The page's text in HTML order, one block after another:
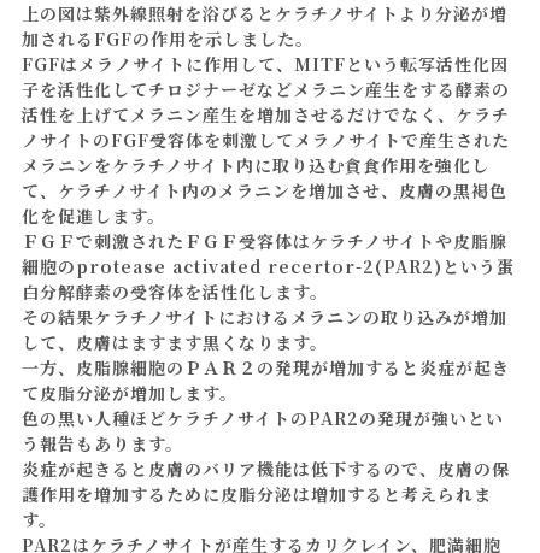
上の図は紫外線照射を浴びるとケラチノサイトより分泌が増
加されるFGFの作用を示しました。
FGFはメラノサイトに作用して、MITFという転写活性化因
子を活性化してチロジナーゼなどメラニン産生をする酵素の
活性を上げてメラニン産生を増加させるだけでなく、ケラチ
ノサイトのFGF受容体を刺激してメラノサイトで産生された
メラニンをケラチノサイト内に取り込む貪食作用を強化し
て、ケラチノサイト内のメラニンを増加させ、皮膚の黒褐色
化を促進します。
ＦＧＦで刺激されたＦＧＦ受容体はケラチノサイトや皮脂腺
細胞のprotease activated recertor-2(PAR2)という蛋
白分解酵素の受容体を活性化します。
その結果ケラチノサイトにおけるメラニンの取り込みが増加
して、皮膚はますます黒くなります。
一方、皮脂腺細胞のＰＡＲ２の発現が増加すると炎症が起き
て皮脂分泌が増加します。
色の黒い人種ほどケラチノサイトのPAR2の発現が強いとい
う報告もあります。
炎症が起きると皮膚のバリア機能は低下するので、皮膚の保
護作用を増加するために皮脂分泌は増加すると考えられま
す。
PAR2はケラチノサイトが産生するカリクレイン、肥満細胞